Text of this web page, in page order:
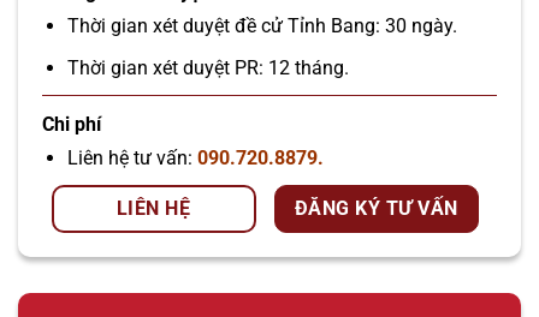
Thời gian xét duyệt đề cử Tỉnh Bang: 30 ngày.
Thời gian xét duyệt PR: 12 tháng.
Chi phí
Liên hệ tư vấn: 090.720.8879.
LIÊN HỆ ĐĂNG KÝ TƯ VẤN